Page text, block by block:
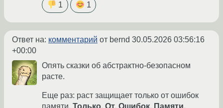
1 1
Ответ на: комментарий от bernd 30.05.2026 03:56:16
+00:00
Опять сказки об абстрактно-безопасном
расте.
Еще раз: раст защищает только от ошибок